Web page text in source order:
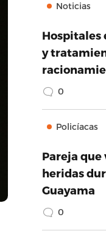
Noticias
Hospitales
y
0
Policíacas
Pareja
heridas
Guayama
0